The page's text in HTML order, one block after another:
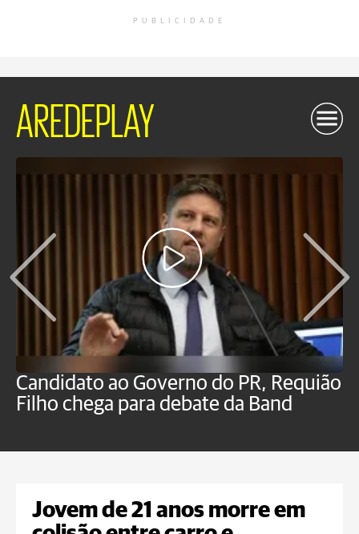
PUBLICIDADE
AREDEPLAY
Candidato ao Governo do PR, Requião
Filho chega para debate da Band
Jovem de 21 anos morre em